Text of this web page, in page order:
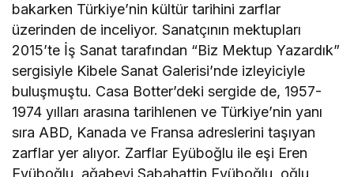
bakarken Türkiye’nin kültür tarihini zarflar
üzerinden de inceliyor. Sanatçının mektupları
2015’te İş Sanat tarafından “Biz Mektup Yazardık”
sergisiyle Kibele Sanat Galerisi’nde izleyiciyle
buluşmuştu. Casa Botter’deki sergide de, 1957-
1974 yılları arasına tarihlenen ve Türkiye’nin yanı
sıra ABD, Kanada ve Fransa adreslerini taşıyan
zarflar yer alıyor. Zarflar Eyüboğlu ile eşi Eren
Eyüboğlu, ağabeyi Sabahattin Eyüboğlu, oğlu